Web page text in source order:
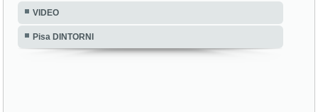
VIDEO
Pisa DINTORNI